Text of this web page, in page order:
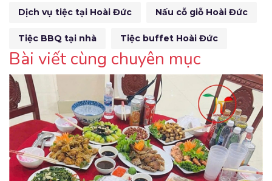
Dịch vụ tiệc tại Hoài Đức Nấu cỗ giỗ Hoài Đức
Tiệc BBQ tại nhà Tiệc buffet Hoài Đức
Bài viết cùng chuyên mục